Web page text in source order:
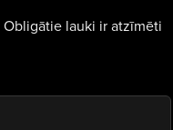
Obligātie lauki ir atzīmēti